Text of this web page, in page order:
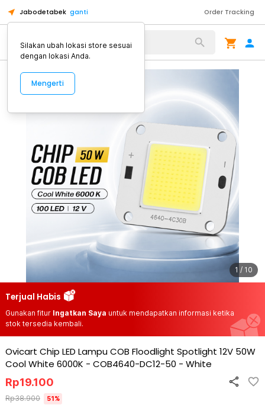
Jabodetabek ganti Order Tracking
Alat Kopi
1 / 10
Terjual Habis
Gunakan fitur Ingatkan Saya untuk mendapatkan informasi ketika
stok tersedia kembali.
Ovicart Chip LED Lampu COB Floodlight Spotlight 12V 50W
Cool White 6000K - COB4640-DC12-50 - White
Rp19.100
Rp38.900 51%
Silakan ubah lokasi store sesuai
dengan lokasi Anda.
Mengerti